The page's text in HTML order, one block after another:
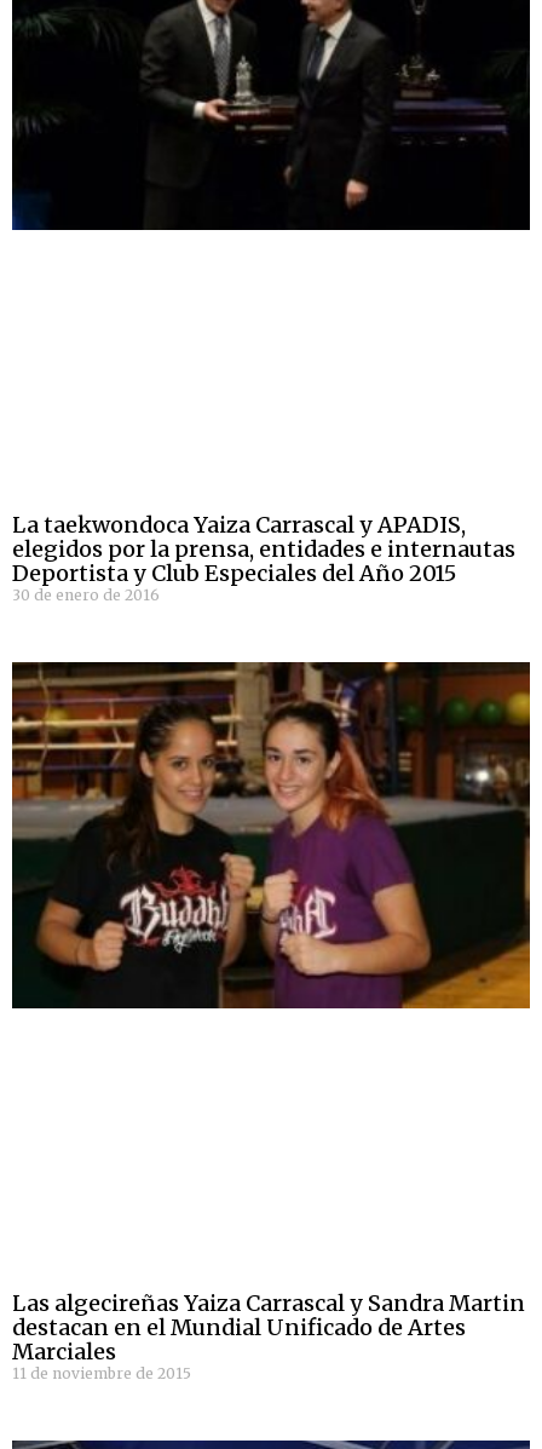
La taekwondoca Yaiza Carrascal y APADIS,
elegidos por la prensa, entidades e internautas
Deportista y Club Especiales del Año 2015
30 de enero de 2016
Las algecireñas Yaiza Carrascal y Sandra Martin
destacan en el Mundial Unificado de Artes
Marciales
11 de noviembre de 2015